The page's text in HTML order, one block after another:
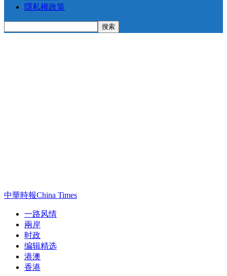
隱私權政策
中華時報China Times
一路风情
兩岸
时政
编辑精选
港澳
香港